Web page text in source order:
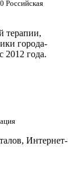
терапии,
города-
2012 года.
Интернет-